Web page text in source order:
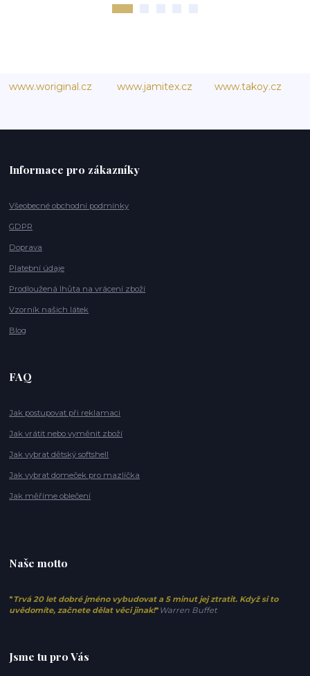
www.woriginal.cz www.jamitex.cz www.takoy.cz
Informace pro zákazníky
Všeobecné obchodní podmínky
GDPR
Doprava
Platební údaje
Prodloužená lhůta na vrácení zboží
Vzorník našich látek
Blog
FAQ
Jak postupovat při reklamaci
Jak vrátit nebo vyměnit zboží
Jak vybrat dětský softshell
Jak vybrat domeček pro mazlíčka
Jak měříme oblečení
Naše motto
" Trvá 20 let dobré jméno vybudovat a 5 minut jej ztratit. Když si to
uvědomíte, začnete dělat věci jinak!" Warren Buffet
Jsme tu pro Vás